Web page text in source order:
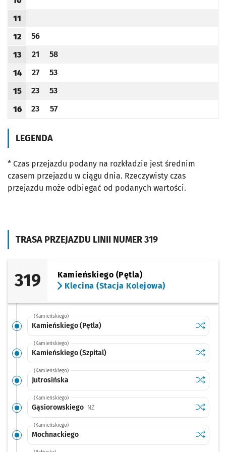
TRASA PRZEJAZDU LINII NUMER 319
319
Kamieńskiego (Pętla)
Klecina (Stacja Kolejowa)
(Kamieńskiego)
Kamieńskiego (Pętla) Sprawdź
(Kamieńskiego)
Kamieńskiego (Szpital) Sprawdź
(Kamieńskiego)
Jutrosińska Sprawdź
(Kamieńskiego)
Gąsiorowskiego NŻPrzystanek na życzenie Sprawdź
(Kamieńskiego)
Mochnackiego Sprawdź
Godzina odjazdu
Godzina odjazdu
11
Godzina odjazdu
12
Odjazd
56
minut po godzinie 12
Godzina odjazdu
13
Odjazd
21
minut po godzinie 13
Odjazd
58
minut po godzinie 13
Godzina odjazdu
14
Odjazd
27
minut po godzinie 14
Odjazd
53
minut po godzinie 14
Godzina odjazdu
15
Odjazd
23
minut po godzinie 15
Odjazd
53
minut po godzinie 15
Godzina odjazdu
16
Odjazd
23
minut po godzinie 16
Odjazd
57
minut po godzinie 16
LEGENDA
* Czas przejazdu podany na rozkładzie jest średnim
czasem przejazdu w ciągu dnia. Rzeczywisty czas
przejazdu może odbiegać od podanych wartości.